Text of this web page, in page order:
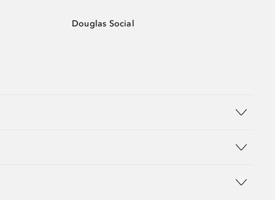
Douglas Social